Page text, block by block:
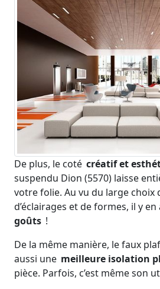
De plus, le coté créatif et
suspendu Dion (5570) laisse
votre folie. Au vu du large choix
d’éclairages et de formes, il y en
goûts !
De la même manière, le faux
aussi une meilleure isolation
pièce. Parfois, c’est même son